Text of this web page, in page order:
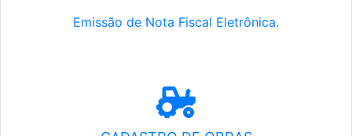
Emissão de Nota Fiscal Eletrônica.